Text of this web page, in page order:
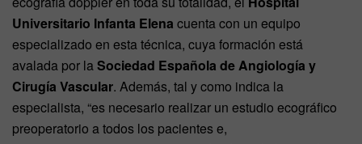
Universitario Infanta Elena cuenta con un equipo
especializado en esta técnica, cuya formación está
avalada por la Sociedad Española de Angiología y
Cirugía Vascular. Además, tal y como indica la
especialista, “es necesario realizar un estudio ecográfico
preoperatorio a todos los pacientes e,